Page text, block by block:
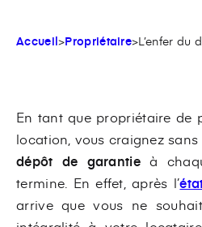
Accueil>Propriétaire>L’enfer du
En tant que propriétaire de
location, vous craignez sans
dépôt de garantieà
termine. En effet, après l’
arrive que vous ne